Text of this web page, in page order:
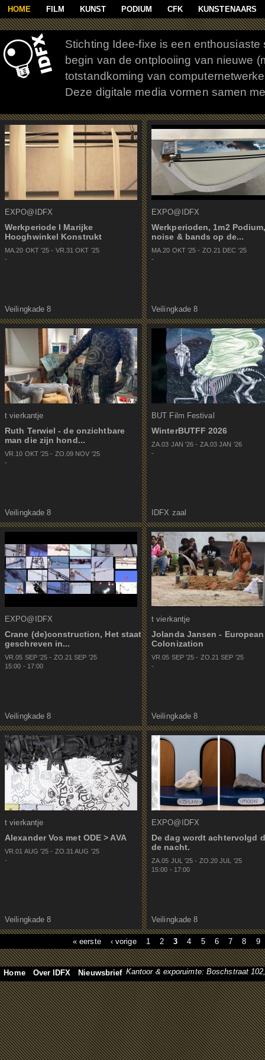
Overslaan en naar de algemene inhoud gaan
HOME FILM KUNST PODIUM CFK KUNSTENAARS
Stichting Idee-fixe is een
begin van de ontplooiing van nieuwe
totstandkoming van
Deze digitale media vormen samen
EXPO@IDFX
Werkperiode I Marijke
Hooghwinkel Konstrukt
MA.20 OKT'25 - VR.31 OKT '25
-
Veilingkade 8
EXPO@IDFX
Werkperioden, 1m2
noise & bands op de...
MA.20 OKT'25 - ZO.21 DEC '25
-
Veilingkade 8
t vierkantje
Ruth Terwiel - de onzichtbare
man die zijn hond...
VR.10 OKT'25 - ZO.09 NOV '25
-
Veilingkade 8
BUT Film Festival
WinterBUTFF 2026
ZA.03 JAN '26 - ZA.03 JAN '26
-
IDFX zaal
EXPO@IDFX
Crane (de)construction, Het staat
geschreven in...
VR.05 SEP'25 - ZO.21 SEP '25
15:00 - 17:00
Veilingkade 8
t vierkantje
Jolanda Jansen - European
Colonization
VR.05 SEP'25 - ZO.21 SEP '25
-
Veilingkade 8
t vierkantje
Alexander Vos met ODE > AVA
VR.01 AUG '25 - ZO.31 AUG '25
-
Veilingkade 8
EXPO@IDFX
De dag wordt achtervolgd
de nacht.
ZA.05 JUL '25 - ZO.20 JUL '25
15:00 - 17:00
Veilingkade 8
Pagina's
« eerste ‹ vorige 1 2 3 4 5 6 7 8 9
Home Over IDFX Nieuwsbrief Kantoor & exporuimte: Boschstraat